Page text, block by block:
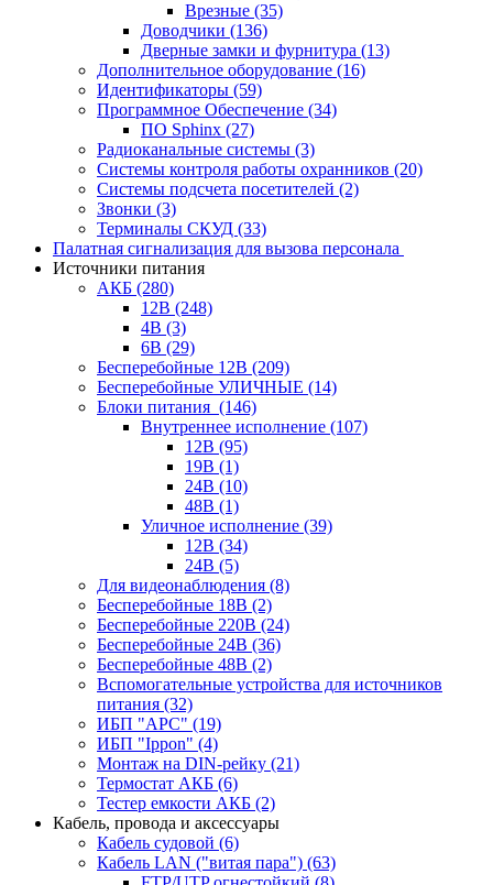
Врезные (35)
Доводчики (136)
Дверные замки и фурнитура (13)
Дополнительное оборудование (16)
Идентификаторы (59)
Программное Обеспечение (34)
ПО Sphinx (27)
Радиоканальные системы (3)
Системы контроля работы охранников (20)
Системы подсчета посетителей (2)
Звонки (3)
Терминалы СКУД (33)
Палатная сигнализация для вызова персонала
Источники питания
АКБ (280)
12В (248)
4В (3)
6В (29)
Бесперебойные 12В (209)
Бесперебойные УЛИЧНЫЕ (14)
Блоки питания (146)
Внутреннее исполнение (107)
12В (95)
19В (1)
24В (10)
48В (1)
Уличное исполнение (39)
12В (34)
24В (5)
Для видеонаблюдения (8)
Бесперебойные 18В (2)
Бесперебойные 220В (24)
Бесперебойные 24В (36)
Бесперебойные 48В (2)
Вспомогательные устройства для источников
питания (32)
ИБП "APC" (19)
ИБП "Ippon" (4)
Монтаж на DIN-рейку (21)
Термостат АКБ (6)
Тестер емкости АКБ (2)
Кабель, провода и аксессуары
Кабель судовой (6)
Кабель LAN ("витая пара") (63)